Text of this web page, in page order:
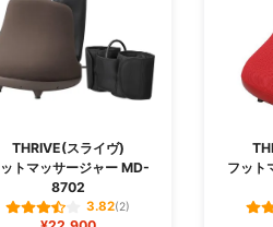
THRIVE(スライヴ)
トマッサージャー MD-
8702
3.82(2)
フット